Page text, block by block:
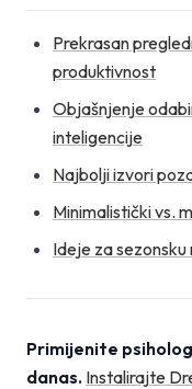
Prekrasan
produktivnost
Objašnjenje
inteligencije
Najbolji izvori
Minimalistički vs.
Ideje za
Primijenite
danas. Instalirajte